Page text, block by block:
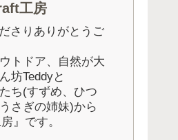
工房
さりありがとうご
トドア、自然が大
坊Teddyと
ち(すずめ、ひつ
さぎの姉妹)から
』です。